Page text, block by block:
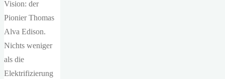
Vision: der
Pionier Thomas
Alva Edison.
Nichts weniger
als die
Elektrifizierung